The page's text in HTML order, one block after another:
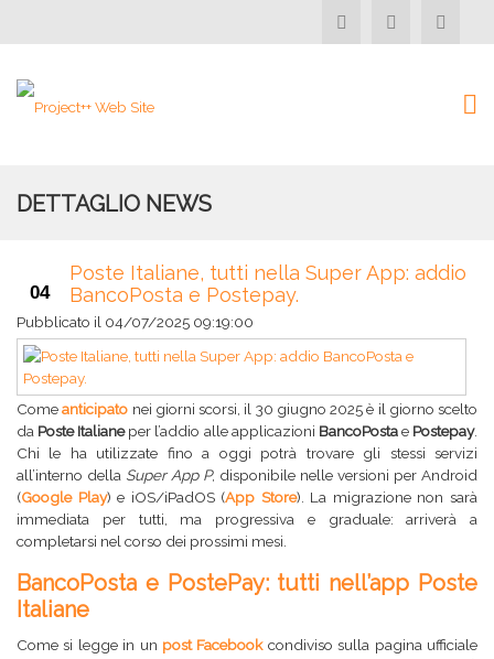
DETTAGLIO NEWS
04
Poste Italiane, tutti nella Super App: addio
BancoPosta e Postepay.
Pubblicato il 04/07/2025 09:19:00
Comeanticipato nei giorni scorsi, il 30 giugno 2025 è il giorno scelto
da Poste Italianeper l’addio alle applicazioni BancoPostae Postepay.
Chi le ha utilizzate fino a oggi potrà trovare gli stessi servizi
all’interno della Super App P, disponibile nelle versioni per Android
(Google Play) e iOS/iPadOS (App Store). La migrazione non sarà
immediata per tutti, ma progressiva e graduale: arriverà a
completarsi nel corso dei prossimi mesi.
BancoPosta e PostePay: tutti nell’app Poste
Italiane
Come si legge in un post Facebookcondiviso sulla pagina ufficiale